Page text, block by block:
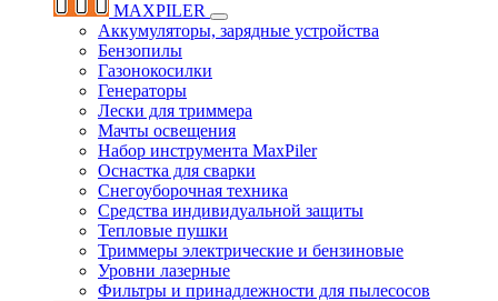
MAXPILER
Аккумуляторы, зарядные устройства
Бензопилы
Газонокосилки
Генераторы
Лески для триммера
Мачты освещения
Набор инструмента MaxPiler
Оснастка для сварки
Снегоуборочная техника
Средства индивидуальной защиты
Тепловые пушки
Триммеры электрические и бензиновые
Уровни лазерные
Фильтры и принадлежности для пылесосов